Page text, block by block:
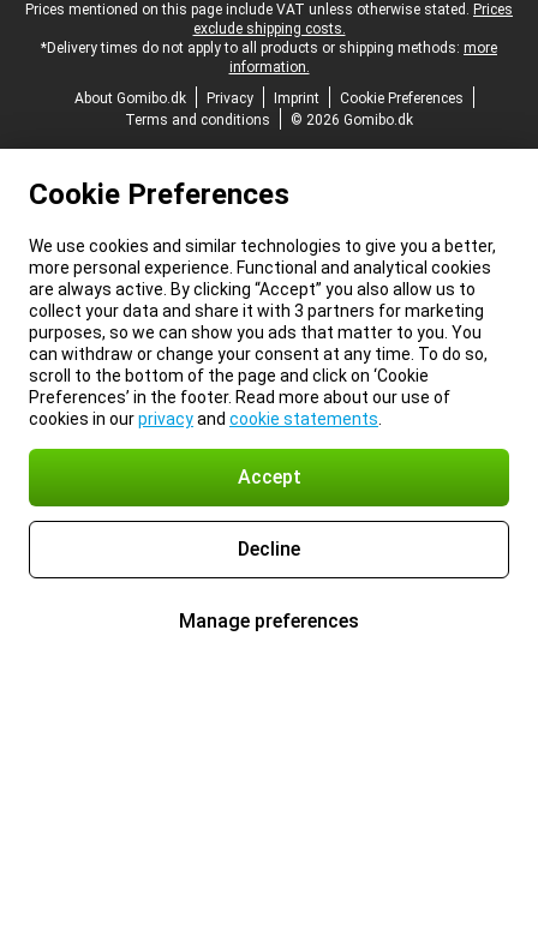
Legal footer
Prices mentioned on this page include VAT unless otherwise stated. Prices
exclude shipping costs.
*Delivery times do not apply to all products or shipping methods: more
information.
About Gomibo.dk
Privacy Imprint
Cookie Preferences
Terms and conditions
© 2026 Gomibo.dk
Cookie Preferences
We use cookies and similar technologies to give you a better,
more personal experience. Functional and analytical cookies
are always active. By clicking “Accept” you also allow us to
collect your data and share it with 3 partners for marketing
purposes, so we can show you ads that matter to you. You
can withdraw or change your consent at any time. To do so,
scroll to the bottom of the page and click on ‘Cookie
Preferences’ in the footer. Read more about our use of
cookies in ourprivacyand cookie statements
Accept
Decline
Manage preferences